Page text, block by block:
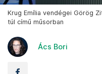
Krug Emília vendégei Görög
túl című műsorban
Ács Bori